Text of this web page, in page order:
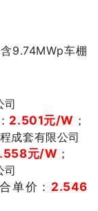
9.74MWp车棚
司
2.501元/W ；
成套有限公司
元/W ；
司
单价： 2.546